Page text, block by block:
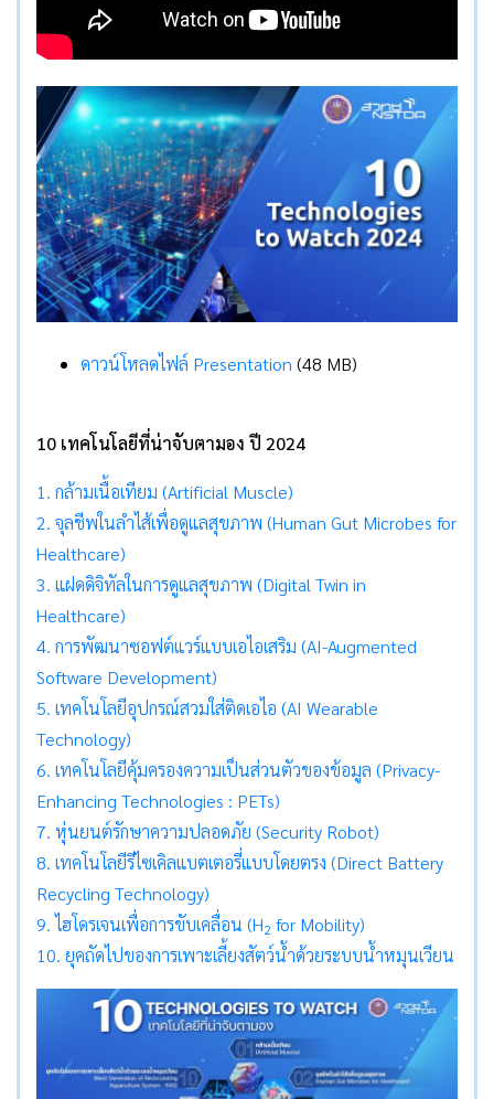
ดาวน์โหลดไฟล์ Presentation (48 MB)
10 เทคโนโลยีที่น่าจับตามอง ปี 2024
1. กล้ามเนื้อเทียม (Artificial Muscle)
2. จุลชีพในลำไส้เพื่อดูแลสุขภาพ (Human Gut Microbes for
Healthcare)
3. แฝดดิจิทัลในการดูแลสุขภาพ (Digital Twin in
Healthcare)
4. การพัฒนาซอฟต์แวร์แบบเอไอเสริม (AI-Augmented
Software Development)
5. เทคโนโลยีอุปกรณ์สวมใส่ติดเอไอ (AI Wearable
Technology)
6. เทคโนโลยีคุ้มครองความเป็นส่วนตัวของข้อมูล (Privacy-
Enhancing Technologies : PETs)
7. หุ่นยนต์รักษาความปลอดภัย (Security Robot)
8. เทคโนโลยีรีไซเคิลแบตเตอรี่แบบโดยตรง (Direct Battery
Recycling Technology)
9. ไฮโดรเจนเพื่อการขับเคลื่อน (H2 for Mobility)
10. ยุคถัดไปของการเพาะเลี้ยงสัตว์น้ำด้วยระบบน้ำหมุนเวียน